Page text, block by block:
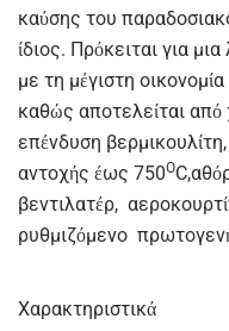
καύσης του
ίδιος. Πρόκειται για
με τη μέγιστη
καθώς αποτελείται
επένδυση
αντοχής έως 750Ο
βεντιλατέρ,
ρυθμιζόμενο
Χαρακτηριστικά